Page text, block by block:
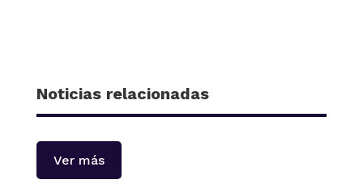
Noticias relacionadas
Ver más